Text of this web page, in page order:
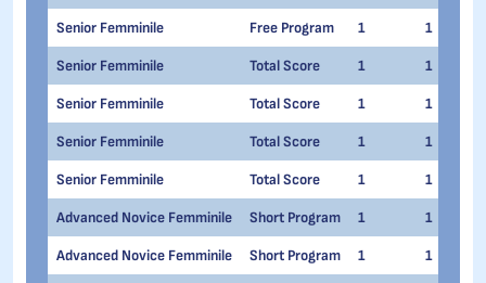
Senior Femminile Free Program 1 1
Senior Femminile Total Score 1 1
Senior Femminile Total Score 1 1
Senior Femminile Total Score 1 1
Senior Femminile Total Score 1 1
Advanced Novice Femminile Short Program 1 1
Advanced Novice Femminile Short Program 1 1